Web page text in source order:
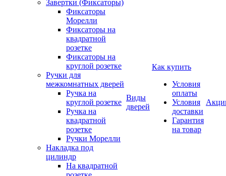
Завертки (Фиксаторы)
Фиксаторы
Морелли
Фиксаторы на
квадратной
розетке
Фиксаторы на
круглой розетке
Ручки для
межкомнатных дверей
Ручка на
круглой розетке
Ручка на
квадратной
розетке
Ручки Морелли
Накладка под
цилиндр
На квадратной
Виды
дверей
Как купить
Условия
оплаты
Условия
доставки
Гарантия
на товар